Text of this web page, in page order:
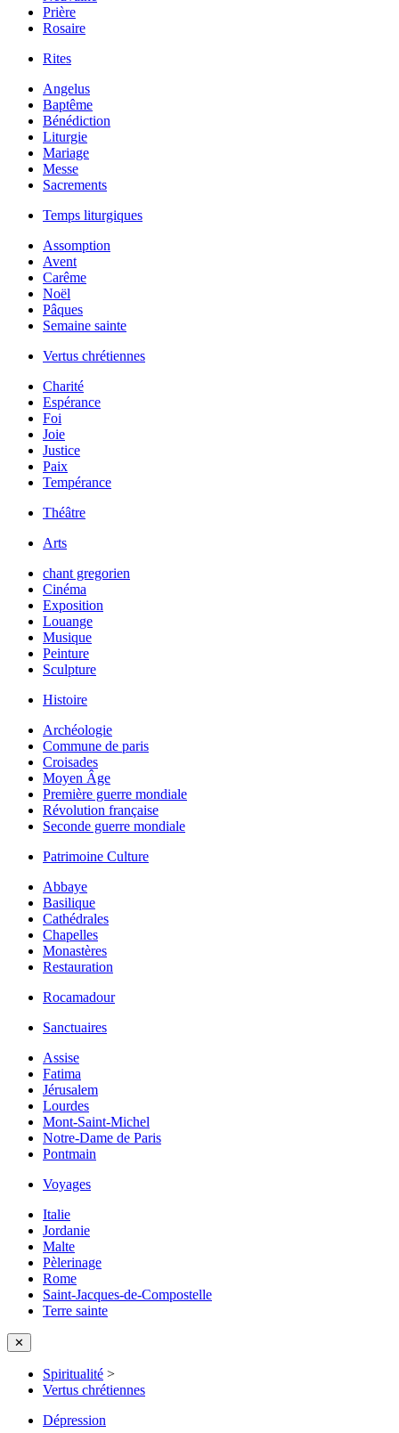
Prière
Rosaire
Rites
Angelus
Baptême
Bénédiction
Liturgie
Mariage
Messe
Sacrements
Temps liturgiques
Assomption
Avent
Carême
Noël
Pâques
Semaine sainte
Vertus chrétiennes
Charité
Espérance
Foi
Joie
Justice
Paix
Tempérance
Théâtre
Arts
chant gregorien
Cinéma
Exposition
Louange
Musique
Peinture
Sculpture
Histoire
Archéologie
Commune de paris
Croisades
Moyen Âge
Première guerre mondiale
Révolution française
Seconde guerre mondiale
Patrimoine Culture
Abbaye
Basilique
Cathédrales
Chapelles
Monastères
Restauration
Rocamadour
Sanctuaires
Assise
Fatima
Jérusalem
Lourdes
Mont-Saint-Michel
Notre-Dame de Paris
Pontmain
Voyages
Italie
Jordanie
Malte
Pèlerinage
Rome
Saint-Jacques-de-Compostelle
Terre sainte
✕
Spiritualité >
Vertus chrétiennes
Dépression